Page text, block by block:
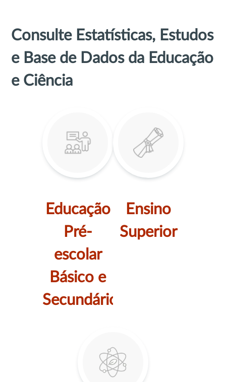
Consulte Estatísticas, Estudos
e Base de Dados da Educação
e Ciência
Educação
Pré-
escolar
Básico e
Secundário
Ensino
Superior